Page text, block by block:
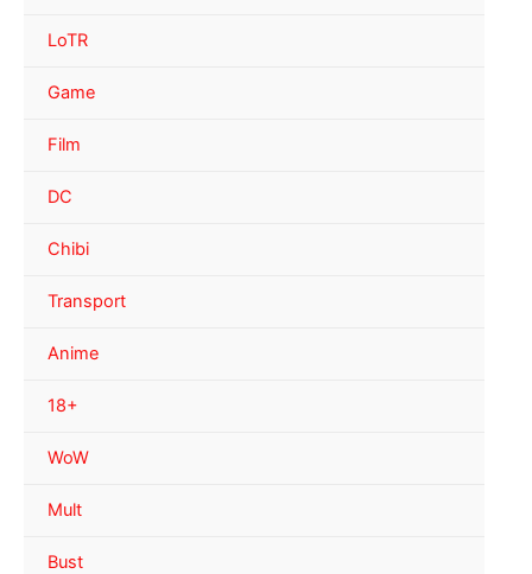
LoTR
Game
Film
DC
Chibi
Transport
Anime
18+
WoW
Mult
Bust